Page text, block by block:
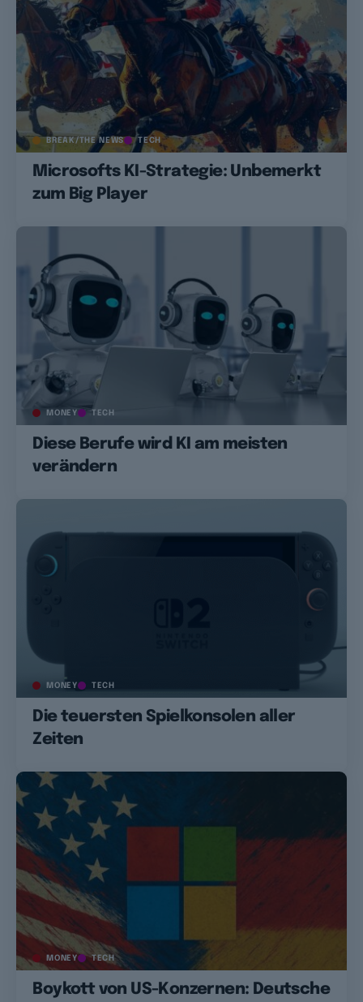
BREAK/THE NEWS TECH
Microsofts KI-Strategie: Unbemerkt
zum Big Player
MONEY TECH
Diese Berufe wird KI am meisten
verändern
MONEY TECH
Die teuersten Spielkonsolen aller
Zeiten
MONEY TECH
Boykott von US-Konzernen: Deutsche